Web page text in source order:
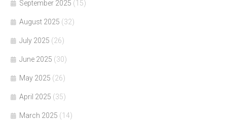
September 2025 (15)
August 2025 (32)
July 2025 (26)
June 2025 (30)
May 2025 (26)
April 2025 (35)
March 2025 (14)